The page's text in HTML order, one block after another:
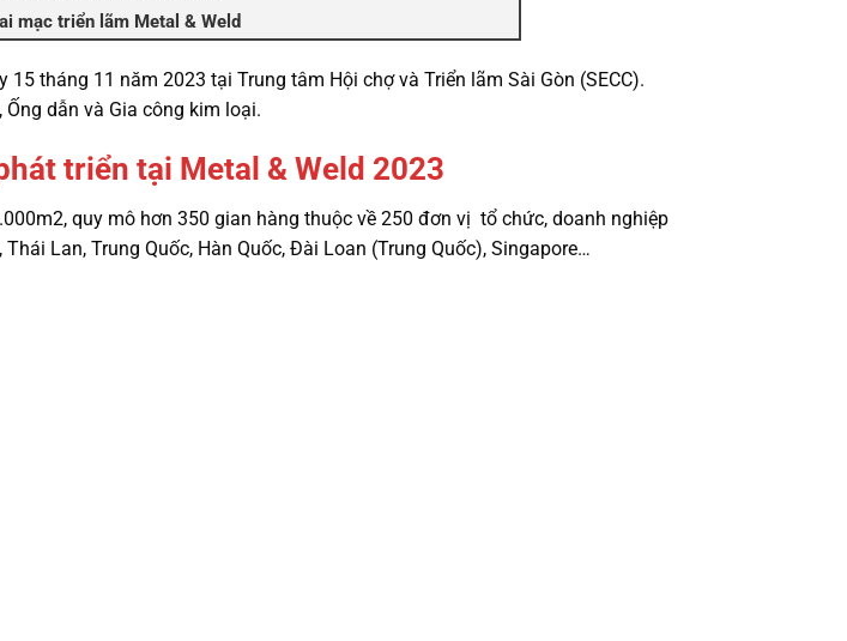
mạc triển lãm Metal & Weld
tháng 11 năm 2023 tại Trung tâm Hội chợ và Triển lãm Sài Gòn (SECC).
dẫn và Gia công kim loại.
triển tại Metal & Weld 2023
quy mô hơn 350 gian hàng thuộc về 250 đơn vị tổ chức, doanh nghiệp
Lan, Trung Quốc, Hàn Quốc, Đài Loan (Trung Quốc), Singapore…